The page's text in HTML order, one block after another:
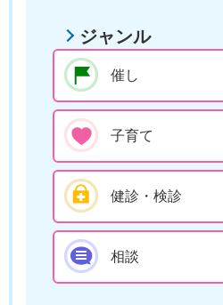
ジャンル
催し
子育て
健診・検診
相談